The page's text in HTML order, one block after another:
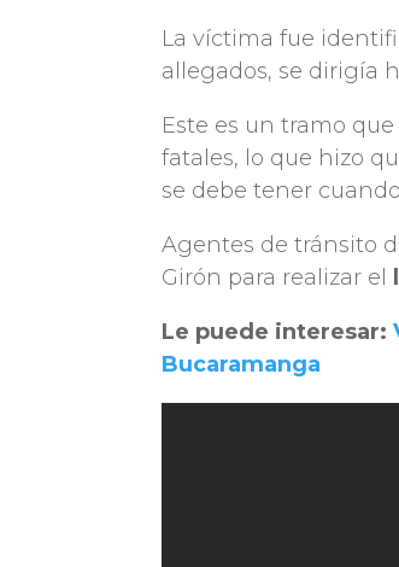
La víctima fue
allegados, se dirigía
Este es un tramo
fatales, lo que hizo
se debe tener
Agentes de tránsito
Girón para realizar el
Le puede interesar:
Bucaramanga